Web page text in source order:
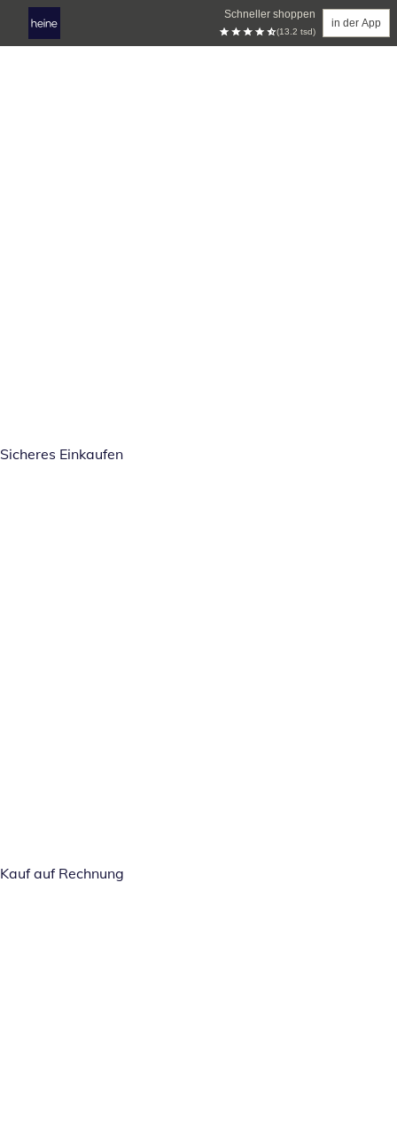
Schneller shoppen
(13.2 tsd)
in der App
Sicheres Einkaufen
Kauf auf Rechnung